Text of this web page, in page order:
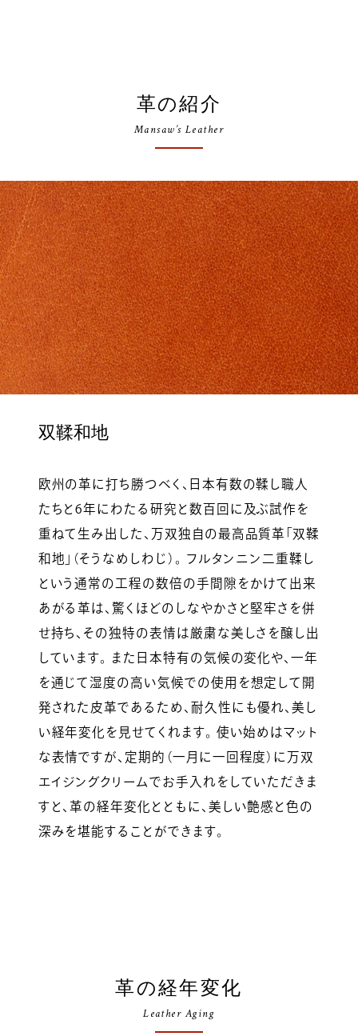
革の紹介
Mansaw’s Leather
双鞣和地
欧州の革に打ち勝つべく、日本有数の鞣し職人
たちと6年にわたる研究と数百回に及ぶ試作を
重ねて生み出した、万双独自の最高品質革「双鞣
和地」（そうなめしわじ）。 フルタンニン二重鞣し
という通常の工程の数倍の手間隙をかけて出来
あがる革は、驚くほどのしなやかさと堅牢さを併
せ持ち、その独特の表情は厳粛な美しさを醸し出
しています。 また日本特有の気候の変化や、一年
を通じて湿度の高い気候での使用を想定して開
発された皮革であるため、耐久性にも優れ、美し
い経年変化を見せてくれます。 使い始めはマット
な表情ですが、定期的（一月に一回程度）に万双
エイジングクリームでお手入れをしていただきま
すと、革の経年変化とともに、美しい艶感と色の
深みを堪能することができます。
革の経年変化
Leather Aging